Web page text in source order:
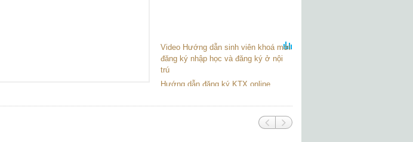
Video Hướng dẫn sinh viên khoá mới
đăng ký nhập học và đăng ký ở nội
trú
Hướng dẫn đăng ký KTX online